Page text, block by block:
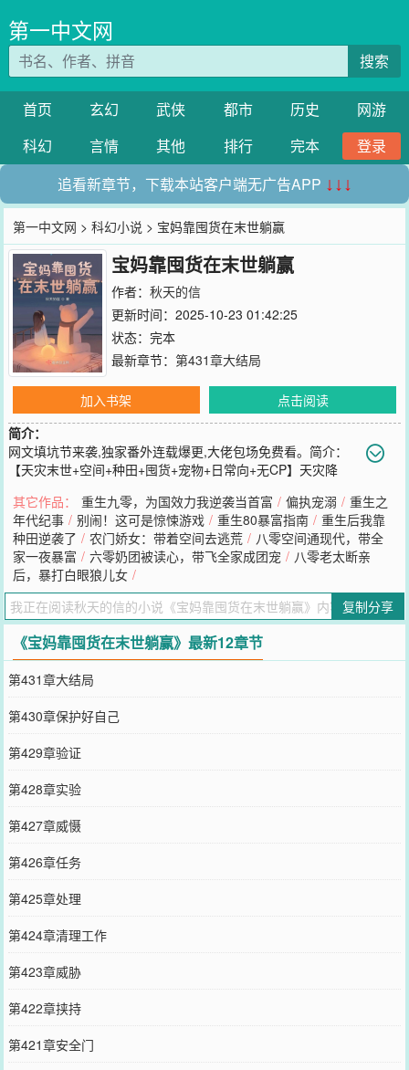
第一中文网
搜索
首页 玄幻 武侠 都市 历史
网游
科幻
言情 其他 排行 完本
登录
追看新章节，下载本站客户端无广告APP ↓↓↓
第一中文网 >科幻小说 > 宝妈靠囤货在末世躺赢
宝妈靠囤货在末世躺赢
作者： 秋天的信
更新时间：2025-10-23 01:42:25
状态：完本
最新章节： 第431章大结局
加入书架
点击阅读
简介：
网文填坑节来袭,独家番外连载爆更,大佬包场免费看。简介：
【天灾末世+空间+种田+囤货+宠物+日常向+无CP】天灾降
灾……兰锦在末世挣扎求生一年，最后却抱着孩子惨死于前夫之手。
重生回到末世前三个月，获得空间后她囤物资买粮食，只想安稳苟末
世，谁知总有些人不怕死。*立意：今日仇今日报，隔了一夜她睡不着
觉。*文章日常向，请耐心食用。
您要是觉得《宝妈靠囤货在末世躺赢
群和微博微信里的朋友推荐哦！
其它作品： 重生九零，为国效力我逆袭当首富 / 偏执宠溺 / 重生之
年代纪事 / 别闹！这可是惊悚游戏 / 重生80暴富指南 / 重生后我靠
种田逆袭了 / 农门娇女：带着空间去逃荒 / 八零空间通现代，带全
家一夜暴富 / 六零奶团被读心，带飞全家成团宠 / 八零老太断亲
后，暴打白眼狼儿女 /
复制分享
《宝妈靠囤货在末世躺赢》最新12章节
第431章大结局
第430章保护好自己
第429章验证
第428章实验
第427章威慑
第426章任务
第425章处理
第424章清理工作
第423章威胁
第422章挟持
第421章安全门